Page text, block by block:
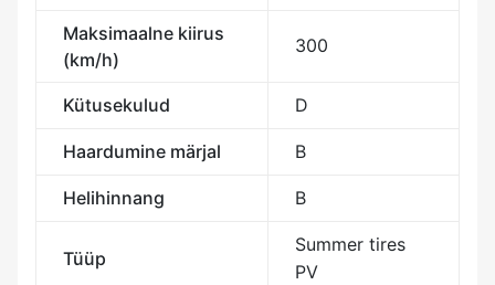
Maksimaalne kiirus
(km/h)
300
Kütusekulud D
Haardumine märjal B
Helihinnang B
Tüüp
Summer tires
PV